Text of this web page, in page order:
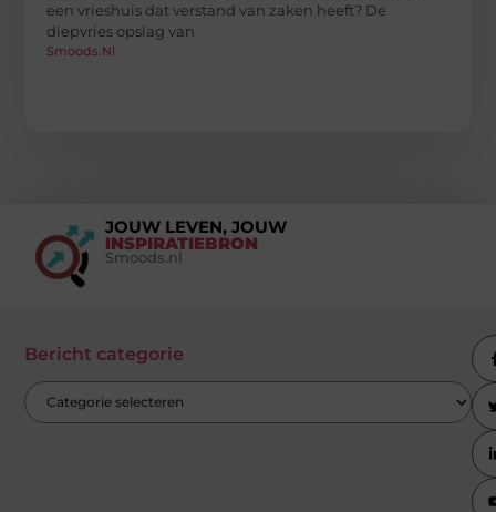
een vrieshuis dat verstand van zaken heeft? De
diepvries opslag van
Smoods.nl
JOUW LEVEN, JOUW
INSPIRATIEBRON
Smoods.nl
Bericht categorie